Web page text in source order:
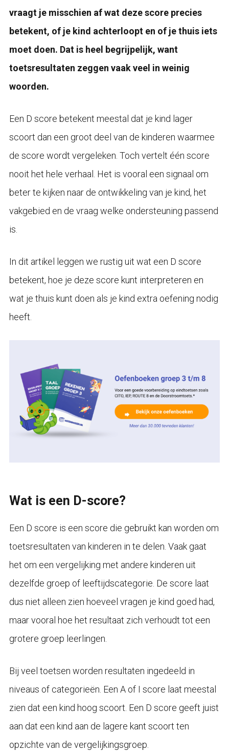
vraagt je misschien af wat deze score precies
betekent, of je kind achterloopt en of je thuis iets
moet doen. Dat is heel begrijpelijk, want
toetsresultaten zeggen vaak veel in weinig
woorden.
Een D score betekent meestal dat je kind lager
scoort dan een groot deel van de kinderen waarmee
de score wordt vergeleken. Toch vertelt één score
nooit het hele verhaal. Het is vooral een signaal om
beter te kijken naar de ontwikkeling van je kind, het
vakgebied en de vraag welke ondersteuning passend
is.
In dit artikel leggen we rustig uit wat een D score
betekent, hoe je deze score kunt interpreteren en
wat je thuis kunt doen als je kind extra oefening nodig
heeft.
Wat is een D-score?
Een D score is een score die gebruikt kan worden om
toetsresultaten van kinderen in te delen. Vaak gaat
het om een vergelijking met andere kinderen uit
dezelfde groep of leeftijdscategorie. De score laat
dus niet alleen zien hoeveel vragen je kind goed had,
maar vooral hoe het resultaat zich verhoudt tot een
grotere groep leerlingen.
Bij veel toetsen worden resultaten ingedeeld in
niveaus of categorieën. Een A of I score laat meestal
zien dat een kind hoog scoort. Een D score geeft juist
aan dat een kind aan de lagere kant scoort ten
opzichte van de vergelijkingsgroep.